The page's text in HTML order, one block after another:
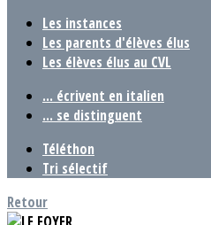
Les instances
Les parents d'élèves élus
Les élèves élus au CVL
... écrivent en italien
... se distinguent
Téléthon
Tri sélectif
Retour